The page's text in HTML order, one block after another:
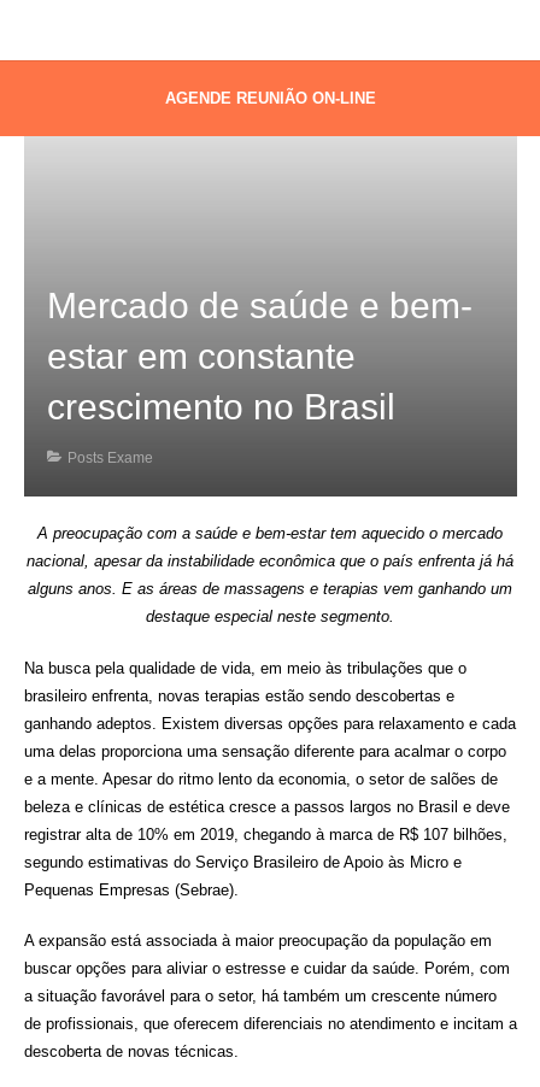
AGENDE REUNIÃO ON-LINE
Mercado de saúde e bem-
estar em constante
crescimento no Brasil
Posts Exame
A preocupação com a saúde e bem-estar tem aquecido o mercado
nacional, apesar da instabilidade econômica que o país enfrenta já há
alguns anos. E as áreas de massagens e terapias vem ganhando um
destaque especial neste segmento.
Na busca pela qualidade de vida, em meio às tribulações que o
brasileiro enfrenta, novas terapias estão sendo descobertas e
ganhando adeptos. Existem diversas opções para relaxamento e cada
uma delas proporciona uma sensação diferente para acalmar o corpo
e a mente. Apesar do ritmo lento da economia, o setor de salões de
beleza e clínicas de estética cresce a passos largos no Brasil e deve
registrar alta de 10% em 2019, chegando à marca de R$ 107 bilhões,
segundo estimativas do Serviço Brasileiro de Apoio às Micro e
Pequenas Empresas (Sebrae).
A expansão está associada à maior preocupação da população em
buscar opções para aliviar o estresse e cuidar da saúde. Porém, com
a situação favorável para o setor, há também um crescente número
de profissionais, que oferecem diferenciais no atendimento e incitam a
descoberta de novas técnicas.